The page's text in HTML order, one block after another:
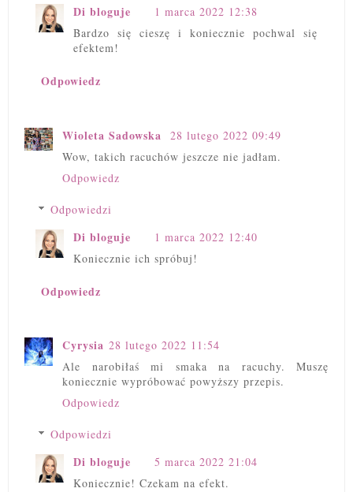
Di bloguje
1 marca 2022 12:38
Bardzo się cieszę i koniecznie pochwal się
efektem!
Odpowiedz
Wioleta Sadowska
28 lutego 2022 09:49
Wow, takich racuchów jeszcze nie jadłam.
Odpowiedz
Odpowiedzi
Di bloguje
1 marca 2022 12:40
Koniecznie ich spróbuj!
Odpowiedz
Cyrysia 28 lutego 2022 11:54
Ale narobiłaś mi smaka na racuchy. Muszę
koniecznie wypróbować powyższy przepis.
Odpowiedz
Odpowiedzi
Di bloguje
5 marca 2022 21:04
Koniecznie! Czekam na efekt.